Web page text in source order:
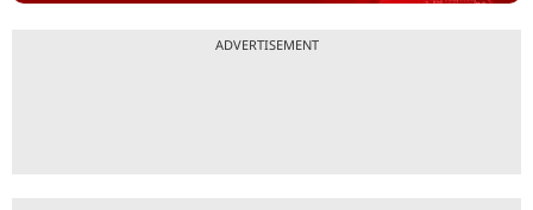
ADVERTISEMENT